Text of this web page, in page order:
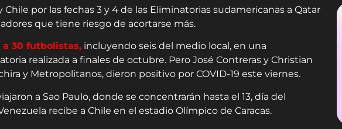
Chile por las fechas 3 y 4 de las Eliminatorias sudamericanas a Qatar
que tiene riesgo de acortarse más.
30 futbolistas, incluyendo seis del medio local, en una
realizada a finales de octubre. Pero José Contreras y Christian
y Metropolitanos, dieron positivo por COVID-19 este viernes.
a Sao Paulo, donde se concentrarán hasta el 13, día del
recibe a Chile en el estadio Olímpico de Caracas.